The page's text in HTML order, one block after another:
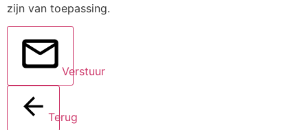
zijn van toepassing.
Verstuur
Terug